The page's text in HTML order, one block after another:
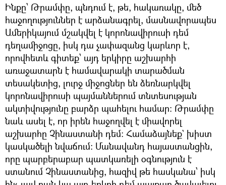
Ինքը՝ Թրամփը, պնդում է, թե, հակառակը, մեծ
հաջողություններ է արձանագրել, մասնավորապես
Ամերիկայում մշակվել է կորոնավիրուսի դեմ
դեղամիջոցը, իսկ դա չափազանց կարևոր է,
որովհետև գիտեք՝ այդ երկիրը աշխարհի
առաջատարն է համավարակի տարածման
տեսակետից, լուրջ միջոցներ են ձեռնարկվել
կորոնավիրուսի պայմաններում տնտեսության
ակտիվությունը բարձր պահելու համար։ Թրամփը
նաև ասել է, որ իրեն հաջողվել է միավորել
աշխարհը Չինաստանի դեմ։ Համաձայնեք` խիստ
կասկածելի նվաճում։ Մանավանդ հայաստանցին,
որը պարբերաբար պատկառելի օգնություն է
ստանում Չինաստանից, հազիվ թե հասկանա՝ իսկ